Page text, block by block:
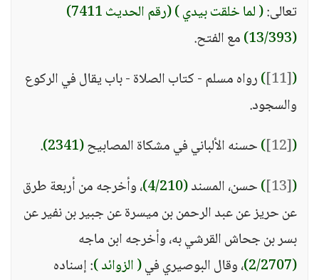
تعالى:( لما خلقت بيدي )(رقم الحديث 7411)
(13/393)
مع الفتح.
(
[11]
)رواه مسلم - كتاب الصلاة - باب يقال في الركوع
والسجود.
(
[12]
)حسنه الألباني في مشكاة المصابيح(2341)
.
(
[13]
)حسن، المسند(4/210)
، وأخرجه من أربعة طرق
عن حريز عن عبد الرحمن بن ميسرة عن جبير بن نفير عن
بسر بن جحاش القرشي به، وأخرجه ابن ماجه
(2/2707)
، وقال البوصيري في( الزوائد ): إسناده